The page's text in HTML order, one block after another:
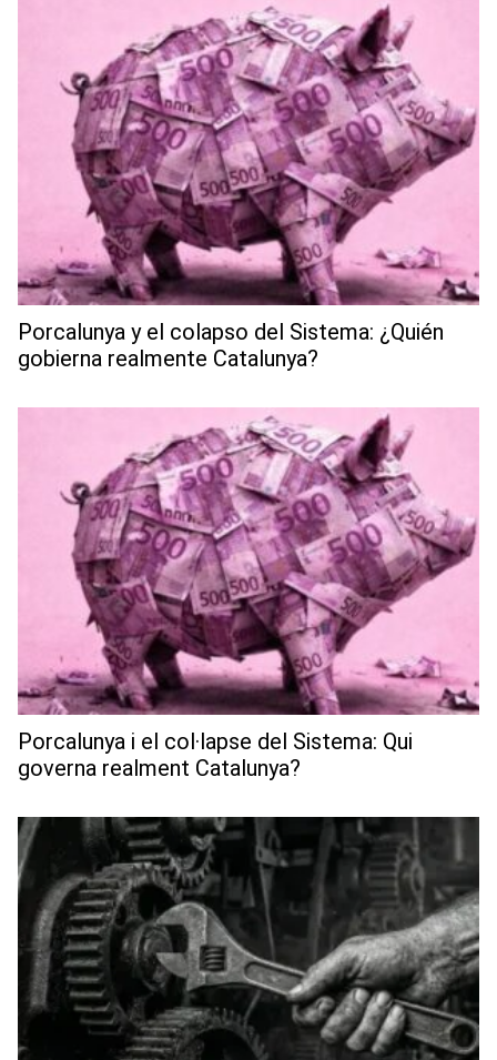
Porcalunya y el colapso del Sistema: ¿Quién
gobierna realmente Catalunya?
Porcalunya i el col·lapse del Sistema: Qui
governa realment Catalunya?